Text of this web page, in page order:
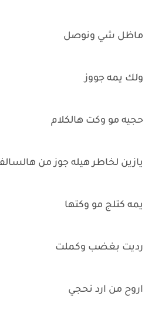
ماظل شي ونوصل
ولك يمه جووز
حجيه مو وكت هالكلام
يازين لخاطر هيله جوز من
يمه كتلج مو وكتها
رديت بغضب وكملت
اروح من ارد نحجي